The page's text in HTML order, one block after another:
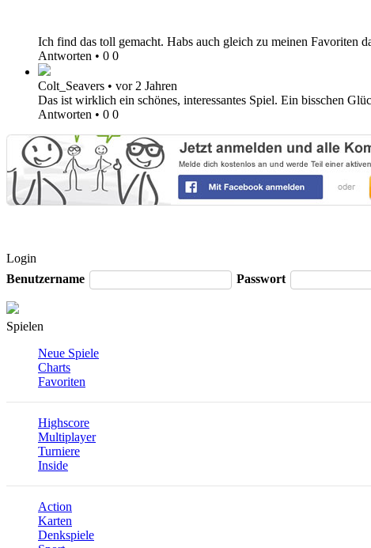
Ich find das toll gemacht. Habs auch gleich zu meinen Favoriten
Antworten • 0 0
Colt_Seavers • vor 2 Jahren
Das ist wirklich ein schönes, interessantes Spiel. Ein bisschen
Antworten • 0 0
Login
Benutzername
Passwort
Spielen
Neue Spiele
Charts
Favoriten
Highscore
Multiplayer
Turniere
Inside
Action
Karten
Denkspiele